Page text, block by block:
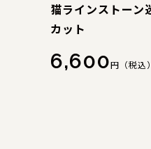
猫ラインストー
カット
6,600円（税込）